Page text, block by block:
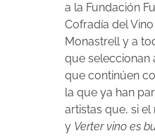
a la Fundación
Cofradía del
Monastrell y a
que seleccionan
que continúen
la que ya han
artistas que, si
y Verter vino es